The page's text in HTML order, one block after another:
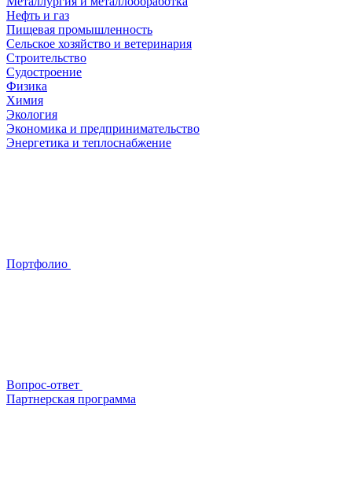
Нефть и газ
Пищевая промышленность
Сельское хозяйство и ветеринария
Строительство
Судостроение
Физика
Химия
Экология
Экономика и предпринимательство
Энергетика и теплоснабжение
Портфолио
Вопрос-ответ
Партнерская программа